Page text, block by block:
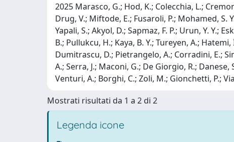
2025 Marasco, G.; Hod, K.; Colecchia, L.;
Drug, V.; Miftode, E.; Fusaroli, P.; Mohamed, S.
Yapali, S.; Akyol, D.; Sapmaz, F. P.; Urun, Y. Y.;
B.; Pullukcu, H.; Kaya, B. Y.; Tureyen, A.; Hatemi,
Dumitrascu, D.; Pietrangelo, A.; Corradini, E.;
A.; Serra, J.; Maconi, G.; De Giorgio, R.;
Venturi, A.; Borghi, C.; Zoli, M.; Gionchetti, P.;
Mostrati risultati da 1 a 2 di 2
Legenda icone